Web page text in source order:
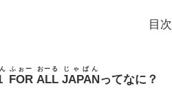
FOR
ふぉー
ALL
おーる
JAPAN
じゃぱん
ってなに？
目次